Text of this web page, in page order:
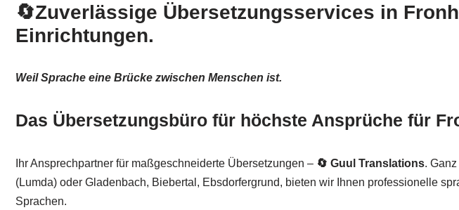
🔄Zuverlässige Übersetzungsservices in
Einrichtungen.
Weil Sprache eine Brücke zwischen Menschen ist.
Das Übersetzungsbüro für höchste Ansprüche für
Ihr Ansprechpartner für maßgeschneiderte Übersetzungen – 🔄 Guul Translations.
(Lumda) oder Gladenbach, Biebertal, Ebsdorfergrund, bieten wir Ihnen professionelle
Sprachen.